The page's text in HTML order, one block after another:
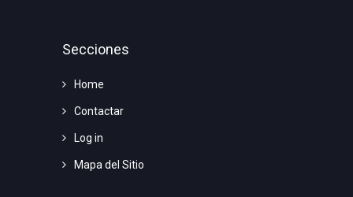
Secciones
Home
Contactar
Log in
Mapa del Sitio